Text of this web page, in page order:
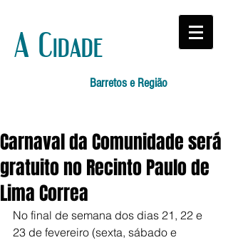
A Cidade
Barretos e Região
Carnaval da Comunidade será
gratuito no Recinto Paulo de
Lima Correa
No final de semana dos dias 21, 22 e
23 de fevereiro (sexta, sábado e